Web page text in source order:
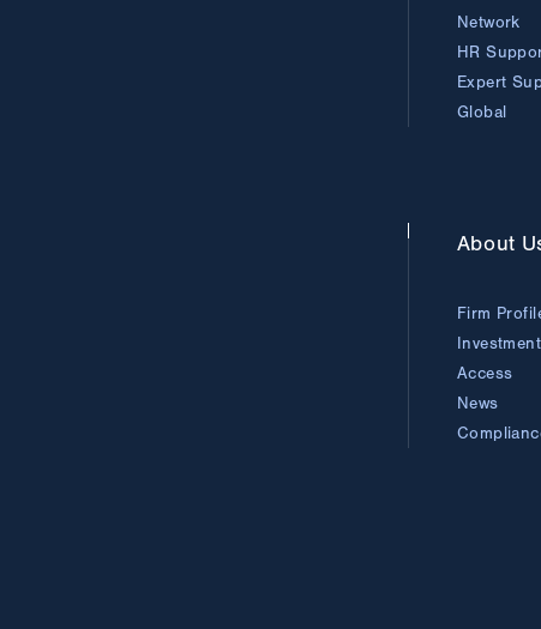
Network
HR
Expert
Global
About
Firm
Access
News